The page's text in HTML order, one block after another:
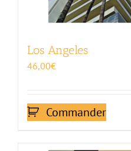
Los Angeles
46,00€
Commander